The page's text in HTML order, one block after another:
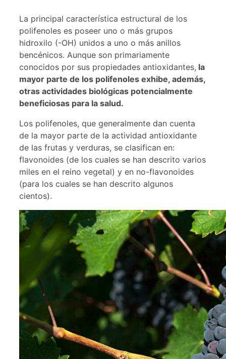
La principal característica estructural de los
polifenoles es poseer uno o más grupos
hidroxilo (-OH) unidos a uno o más anillos
bencénicos. Aunque son primariamente
conocidos por sus propiedades antioxidantes, la
mayor parte de los polifenoles exhibe, además,
otras actividades biológicas potencialmente
beneficiosas para la salud.
Los polifenoles, que generalmente dan cuenta
de la mayor parte de la actividad antioxidante
de las frutas y verduras, se clasifican en:
flavonoides (de los cuales se han descrito varios
miles en el reino vegetal) y en no-flavonoides
(para los cuales se han descrito algunos
cientos).